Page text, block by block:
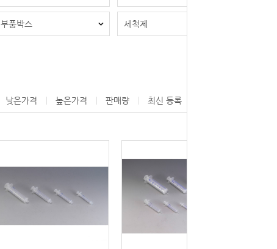
부품박스 세척제
낮은가격 높은가격 판매량 최신 등록